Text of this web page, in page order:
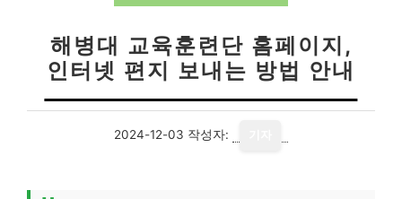
해병대 교육훈련단 홈페이지,
인터넷 편지 보내는 방법 안내
2024-12-03 작성자: